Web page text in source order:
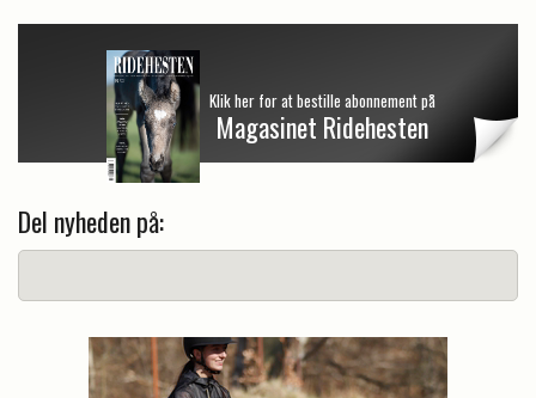
Klik her for at bestille abonnement på
Magasinet Ridehesten
Del nyheden på: